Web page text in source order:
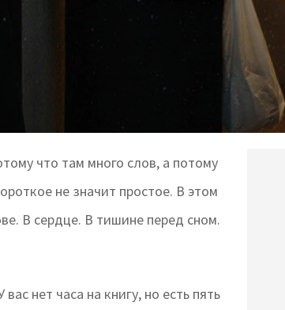
что там много слов, а потому
не значит простое. В этом
В сердце. В тишине перед сном.
нет часа на книгу, но есть пять